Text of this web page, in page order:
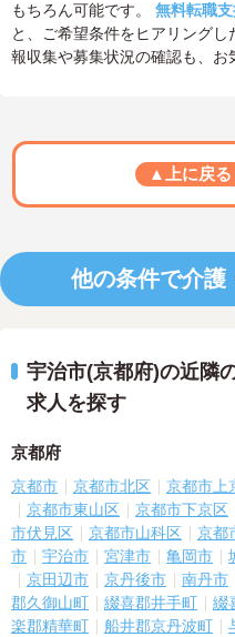
もちろん可能です。 無料転職
と、ご希望条件をヒアリング
報収集や募集状況の確認も、お
▲上に戻る
他の条件で介護
宇治市(京都府)の近隣
求人を探す
京都府
京都市 京都市北区 京都市上
京都市東山区
京都市下京区
市伏見区
京都市山科区 京都
市
宇治市 宮津市 亀岡市
京田辺市
京丹後市 南丹市
郡久御山町
綴喜郡井手町 綴
楽郡精華町
船井郡京丹波町